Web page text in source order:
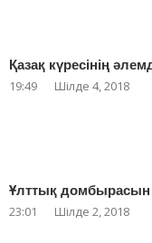
Қазақ күресінің
19:49 Шілде 4, 2018
Ұлттық домбырасын
23:01 Шілде 2, 2018